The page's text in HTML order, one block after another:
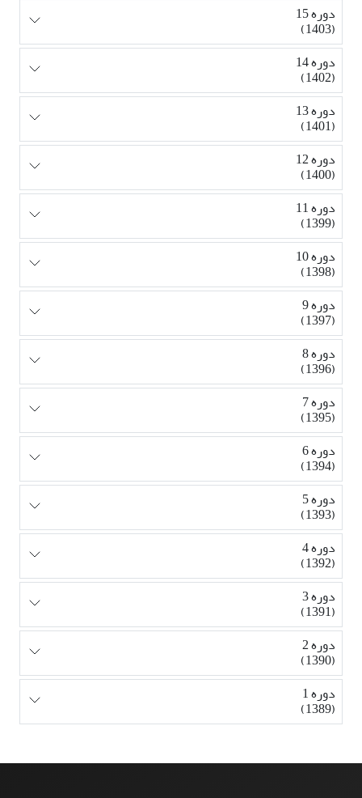
دوره 15
(1403)
دوره 14
(1402)
دوره 13
(1401)
دوره 12
(1400)
دوره 11
(1399)
دوره 10
(1398)
دوره 9
(1397)
دوره 8
(1396)
دوره 7
(1395)
دوره 6
(1394)
دوره 5
(1393)
دوره 4
(1392)
دوره 3
(1391)
دوره 2
(1390)
دوره 1
(1389)